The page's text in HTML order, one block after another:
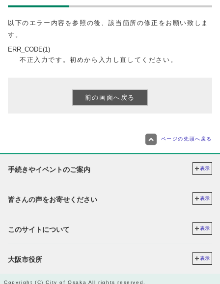
以下のエラー内容を参照の後、該当箇所の修正をお願い致しま
す。
ERR_CODE(1)
不正入力です。初めから入力し直してください。
ページの先頭へ戻る
手続きやイベントのご案内 表示
皆さんの声をお寄せください 表示
このサイトについて 表示
大阪市役所 表示
Copyright (C) City of Osaka All rights reserved.